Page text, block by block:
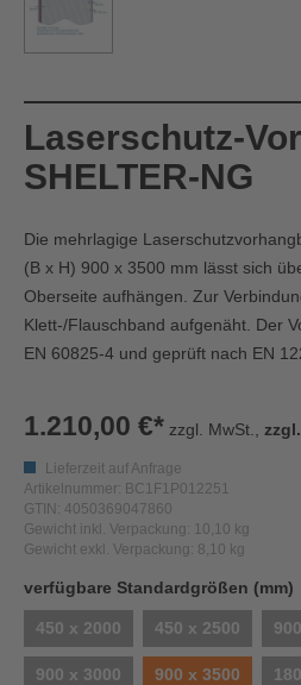
Laserschutz-
SHELTER-NG
Die mehrlagige
(B x H) 900 x 3500 mm lässt sich
Oberseite aufhängen. Zur
Klett-/Flauschband aufgenäht. Der
EN 60825-4 und geprüft nach EN
1.210,00 €* zzgl. MwSt.,
Lieferzeit auf Anfrage
Artikelnummer: BC1F1P012251
GTIN: 4050369047860
Gewicht inkl. Verpackung: 10,10 kg
Gewicht exkl. Verpackung: 8,10 kg
verfügbare Standardgrößen (mm)
450 x 2000 450 x 2500
900 x 3000 900 x 3500